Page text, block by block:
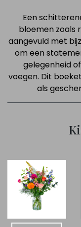
Een
bloemen zoals
aangevuld met
om een
gelegenheid
voegen. Dit
als